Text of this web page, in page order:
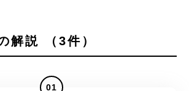
解説 （3件）
01